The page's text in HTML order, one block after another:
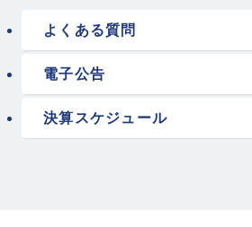
よくある質問
電子公告
決算スケジュール